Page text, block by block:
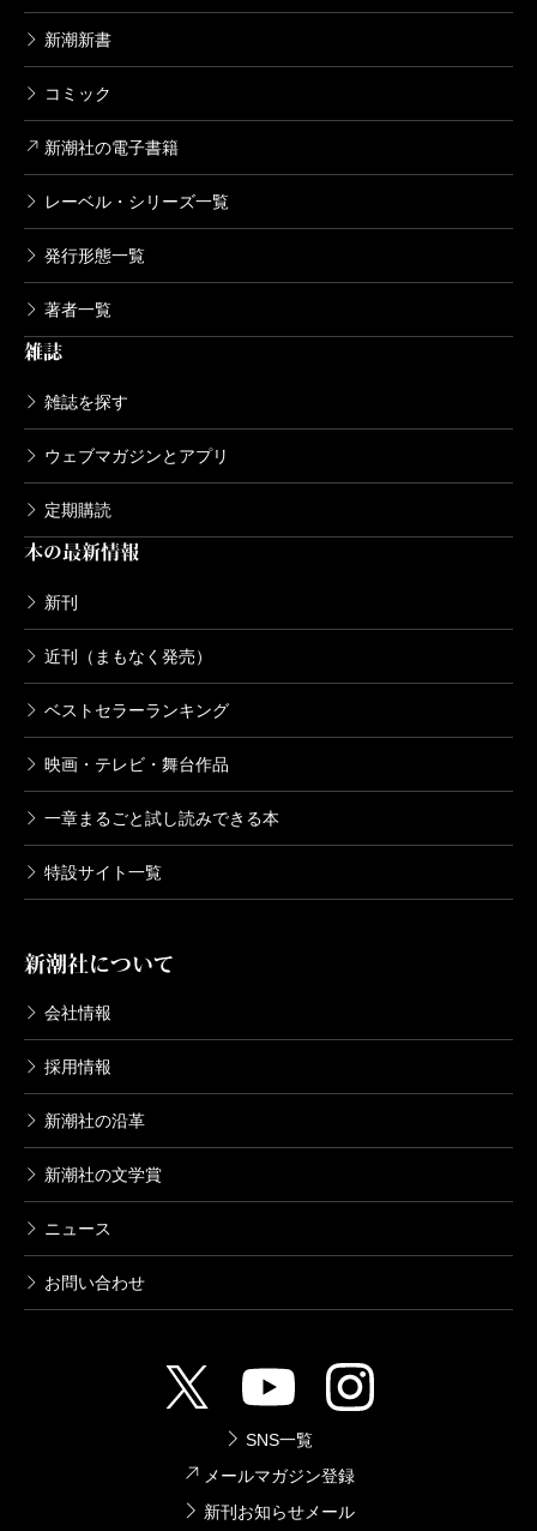
新潮新書
コミック
新潮社の電子書籍
レーベル・シリーズ一覧
発行形態一覧
著者一覧
雑誌
雑誌を探す
ウェブマガジンとアプリ
定期購読
本の最新情報
新刊
近刊（まもなく発売）
ベストセラーランキング
映画・テレビ・舞台作品
一章まるごと試し読みできる本
特設サイト一覧
新潮社について
会社情報
採用情報
新潮社の沿革
新潮社の文学賞
ニュース
お問い合わせ
SNS一覧
メールマガジン登録
新刊お知らせメール